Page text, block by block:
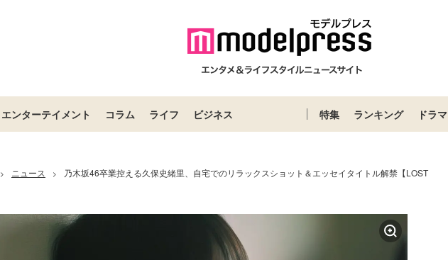
エンターテイメント コラム ライフ ビジネス 特集 ランキング ドラマ
> ニュース >
乃木坂46卒業控える久保史緒里、自宅でのリラックスショット＆エッセイタイトル解禁【LOST